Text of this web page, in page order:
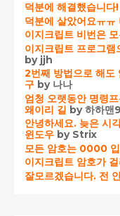
덕분에 해결했습니다
덕분에 살았어요ㅠㅠ
이지크립트 비번은
이지크립트 프로그
by jjh
2번째 방법으로 해도
구 by 나나
엄청 오랫동안 명령
왜이리 길 by 하하맨
안녕하세요. 늦은 시
윈도우 by Strix
모든 암호는 0000
이지크립트 암호가
잘모르겠습니다. 전